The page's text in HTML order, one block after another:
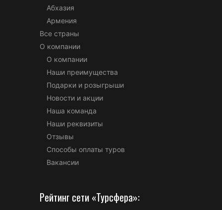
Абхазия
Армения
Все страны
О компании
О компании
Наши преимущества
Подарки и розыгрыши
Новости и акции
Наша команда
Наши реквизиты
Отзывы
Способы оплаты туров
Вакансии
Рейтинг сети «Турсфера»: